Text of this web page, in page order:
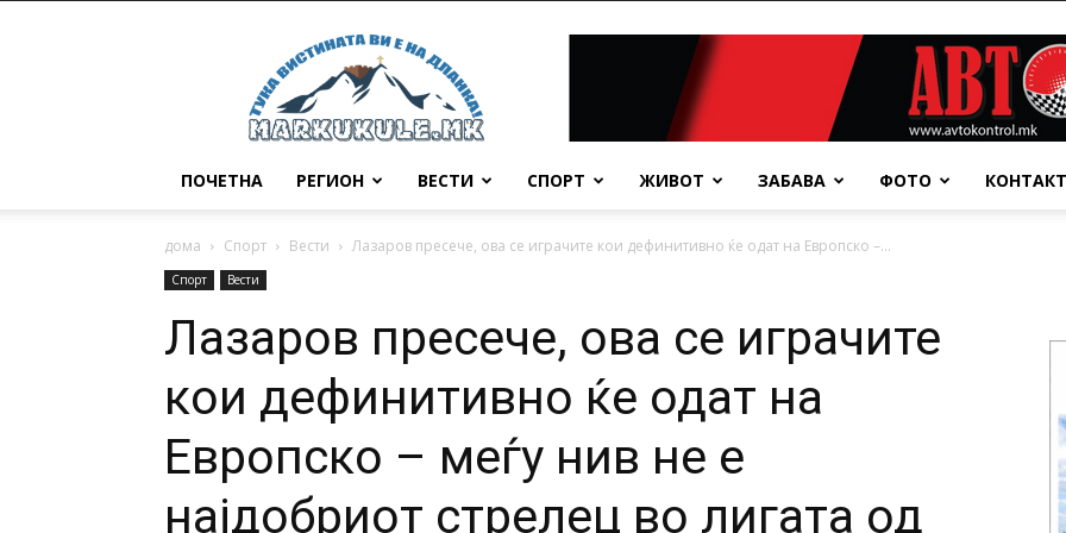
Маркукуле
ПОЧЕТНА РЕГИОН ВЕСТИ СПОРТ ЖИВОТ ЗАБАВА ФОТО КОНТАКТ
дома Спорт Вести Лазаров пресече, ова се играчите кои дефинитивно ќе одат на Европско –...
Спорт Вести
Лазаров пресече, ова се играчите
кои дефинитивно ќе одат на
Европско – меѓу нив не е
најдобриот стрелец во лигата од